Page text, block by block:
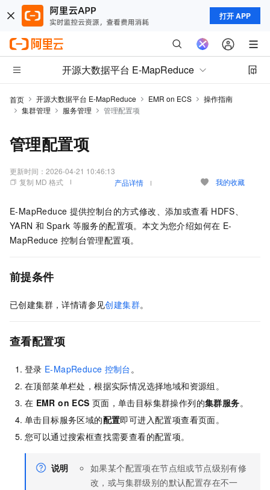
打开 APP
开源大数据平台 E-MapReduce
首页 开源大数据平台 E-MapReduce EMR on ECS
操作指南
集群管理
服务管理 管理配置项
管理配置项
更新时间： 2026-04-21 10:46:13
复制 MD 格式
产品详情 我的收藏
E-MapReduce 提供控制台的方式修改、添加或查看 HDFS、
YARN 和 Spark 等服务的配置项。本文为您介绍如何在 E-
MapReduce 控制台管理配置项。
前提条件
已创建集群，详情请参见创建集群。
查看配置项
登录 E-MapReduce 控制台。
在顶部菜单栏处，根据实际情况选择地域和资源组 。
在 EMR on ECS 页面，单击目标集群操作列的集群服务。
单击目标服务区域的配置即可进入配置项查看页面。
您可以通过搜索框查找需要查看的配置项。
说明
如果某个配置项在节点组或节点级别有修
改，或与集群级别的默认配置存在不一